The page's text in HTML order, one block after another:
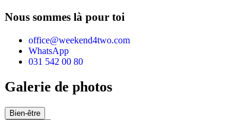
Nous sommes là pour toi
office@weekend4two.com
WhatsApp
031 542 00 80
Galerie de photos
Bien-être